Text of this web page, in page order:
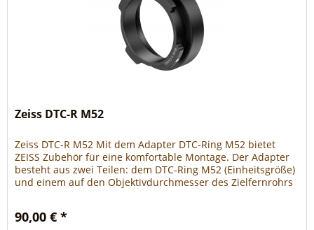
Zeiss DTC-R M52
Zeiss DTC-R M52 Mit dem Adapter DTC-Ring M52 bietet
ZEISS Zubehör für eine komfortable Montage. Der Adapter
besteht aus zwei Teilen: dem DTC-Ring M52 (Einheitsgröße)
und einem auf den Objektivdurchmesser des Zielfernrohrs
hierbei als Verbindungsstück zwischen dem...
90,00 € *